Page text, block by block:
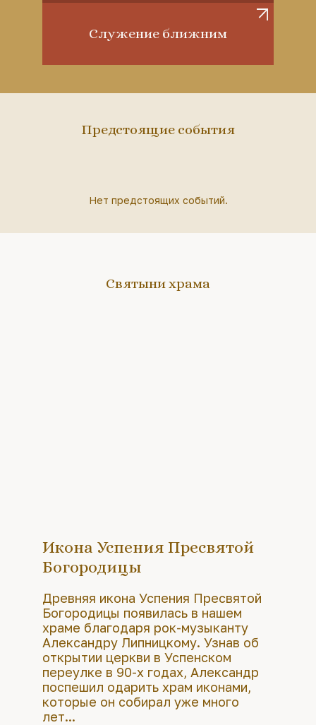
Служение ближним
Предстоящие события
Нет предстоящих событий.
Святыни храма
Икона Успения Пресвятой
Богородицы
Древняя икона Успения Пресвятой
Богородицы появилась в нашем
храме благодаря рок-музыканту
Александру Липницкому. Узнав об
открытии церкви в Успенском
переулке в 90-х годах, Александр
поспешил одарить храм иконами,
которые он собирал уже много
лет...